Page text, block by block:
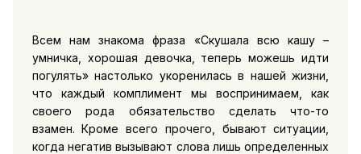
Всем нам знакома фраза «Скушала всю кашу –
умничка, хорошая девочка, теперь можешь идти
погулять» настолько укоренилась в нашей жизни,
что каждый комплимент мы воспринимаем, как
своего рода обязательство сделать что-то
взамен. Кроме всего прочего, бывают ситуации,
когда негатив вызывают слова лишь определенных